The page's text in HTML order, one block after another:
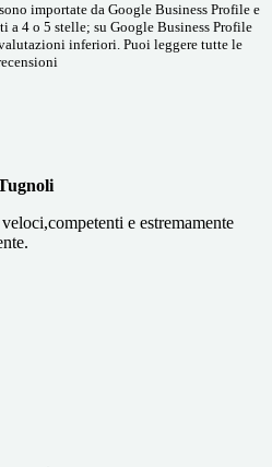
importate da Google Business Profile e
a 4 o 5 stelle; su Google Business Profile
inferiori. Puoi leggere tutte le
e estremamente